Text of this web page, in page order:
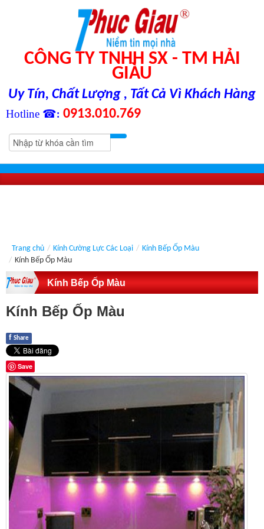
CÔNG TY TNHH SX - TM HẢI
GIÀU
Uy Tín, Chất Lượng , Tất Cả Vì Khách Hàng
Hotline ☎: 0913.010.769
Trang chủ / Kính Cường Lực Các Loại / Kính Bếp Ốp Màu
/ Kính Bếp Ốp Màu
Kính Bếp Ốp Màu
Kính Bếp Ốp Màu
f Share
Save